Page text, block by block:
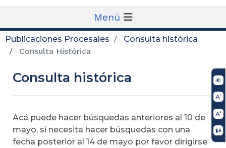
Menú
Publicaciones Procesales
Consulta histórica
Consulta Histórica
Consulta histórica
Acá puede hacer búsquedas anteriores al 10 de
mayo, si necesita hacer búsquedas con una
fecha posterior al 14 de mayo por favor dirigirse